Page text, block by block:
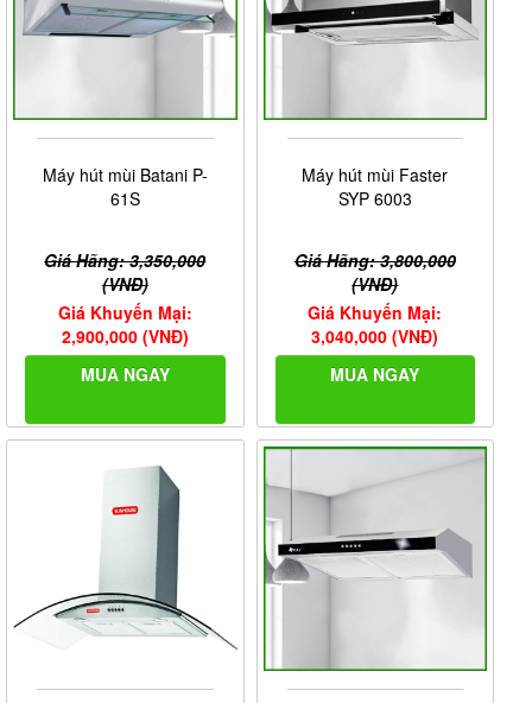
Máy hút mùi Batani P-
61S
Giá Hãng: 3,350,000
(VNĐ)
Giá Khuyến Mại:
2,900,000 (VNĐ)
MUA NGAY
Máy hút mùi Faster
SYP 6003
Giá Hãng: 3,800,000
(VNĐ)
Giá Khuyến Mại:
3,040,000 (VNĐ)
MUA NGAY